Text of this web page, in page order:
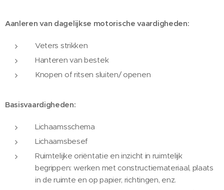
Aanleren van dagelijkse motorische vaardigheden:
Veters strikken
Hanteren van bestek
Knopen of ritsen sluiten/ openen
Basisvaardigheden:
Lichaamsschema
Lichaamsbesef
Ruimtelijke oriëntatie en inzicht in ruimtelijk
begrippen: werken met constructiemateriaal, plaats
in de ruimte en op papier, richtingen, enz.